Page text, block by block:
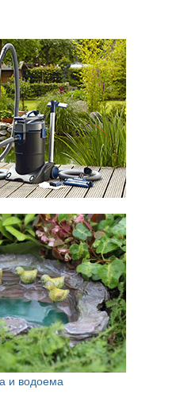
и водоема